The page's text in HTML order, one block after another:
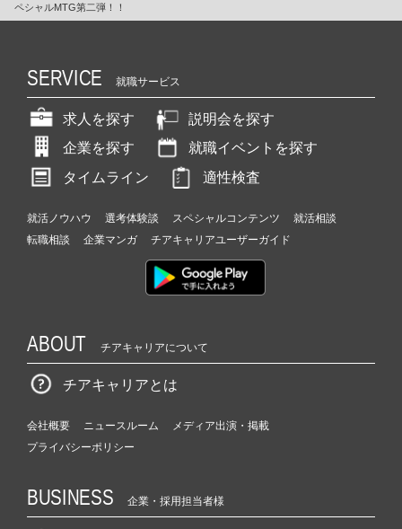
ペシャルMTG第二弾！！
SERVICE 就職サービス
求人を探す
説明会を探す
企業を探す
就職イベントを探す
タイムライン
適性検査
就活ノウハウ 選考体験談 スペシャルコンテンツ
就活相談
転職相談
企業マンガ チアキャリアユーザーガイド
ABOUT チアキャリアについて
チアキャリアとは
会社概要 ニュースルーム
メディア出演・掲載
プライバシーポリシー
BUSINESS 企業・採用担当者様